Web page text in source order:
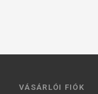
VÁSÁRLÓI FIÓK